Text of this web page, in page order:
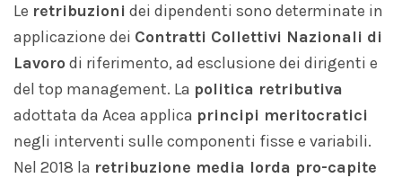
Le retribuzioni dei dipendenti sono determinate in
applicazione dei Contratti Collettivi Nazionali di
Lavoro di riferimento, ad esclusione dei dirigenti e
del top management. La politica retributiva
adottata da Acea applica principi meritocratici
negli interventi sulle componenti fisse e variabili.
Nel 2018 la retribuzione media lorda pro-capite